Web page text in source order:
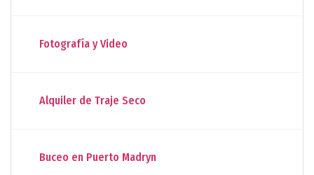
Fotografía y Video
Alquiler de Traje Seco
Buceo en Puerto Madryn